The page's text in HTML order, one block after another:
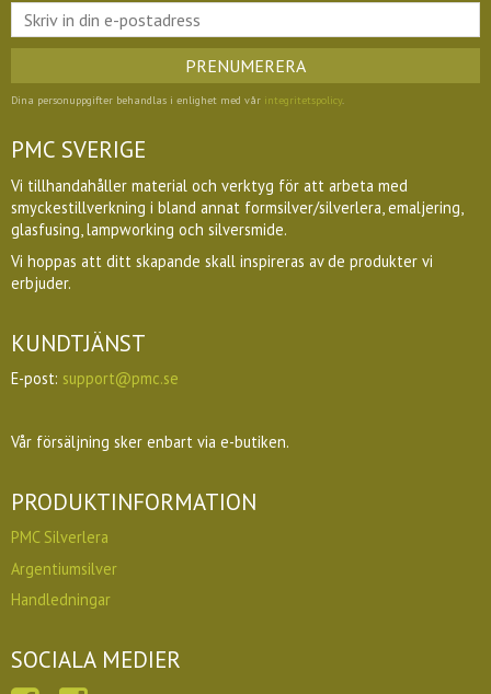
PRENUMERERA
Dina personuppgifter behandlas i enlighet med vår integritetspolicy.
PMC SVERIGE
Vi tillhandahåller material och verktyg för att arbeta med
smyckestillverkning i bland annat formsilver/silverlera, emaljering,
glasfusing, lampworking och silversmide.
Vi hoppas att ditt skapande skall inspireras av de produkter vi
erbjuder.
KUNDTJÄNST
E-post: support@pmc.se
Vår försäljning sker enbart via e-butiken.
PRODUKTINFORMATION
PMC Silverlera
Argentiumsilver
Handledningar
SOCIALA MEDIER